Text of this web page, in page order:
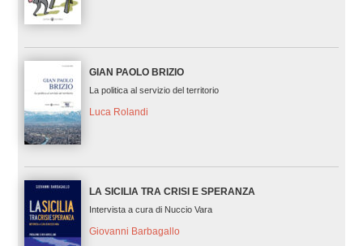
GIAN PAOLO BRIZIO
La politica al servizio del territorio
Luca Rolandi
LA SICILIA TRA CRISI E SPERANZA
Intervista a cura di Nuccio Vara
Giovanni Barbagallo